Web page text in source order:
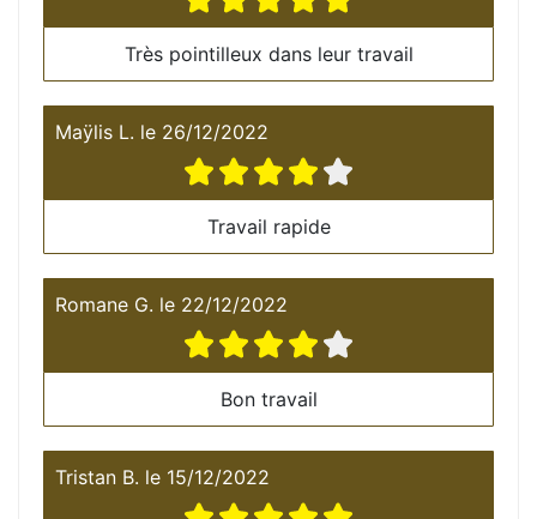
Très pointilleux dans leur travail
Maÿlis L. le 26/12/2022
Travail rapide
Romane G. le 22/12/2022
Bon travail
Tristan B. le 15/12/2022